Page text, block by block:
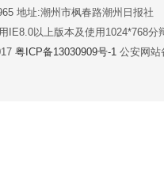
地址:潮州市枫春路潮州日报社
IE8.0以上版本及使用1024*768分
粤ICP备13030909号-1 公安网站